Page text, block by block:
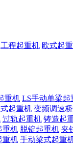
工程起重机 欧式起
重机 LS手动单梁起
起重机 变频调速
过轨起重机 铸造起
重机 脱锭起重机 夹
重机 手动梁式起重